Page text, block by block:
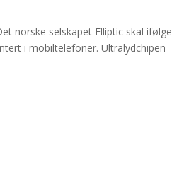
norske selskapet Elliptic skal ifølge
i mobiltelefoner. Ultralydchipen